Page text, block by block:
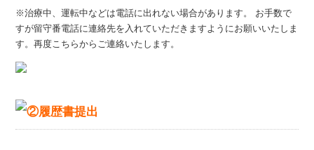
※治療中、運転中などは電話に出れない場合があります。
お手数で
すが留守番電話に連絡先を入れていただきますようにお願いいたしま
す。再度こちらからご連絡いたします。